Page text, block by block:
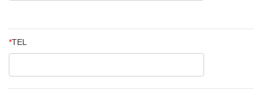
*TEL